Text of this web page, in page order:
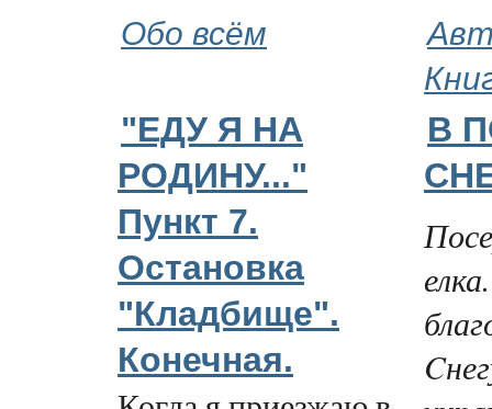
Обо всём
"ЕДУ Я НА
РОДИНУ..."
Пункт 7.
Остановка
"Кладбище".
Конечная.
В